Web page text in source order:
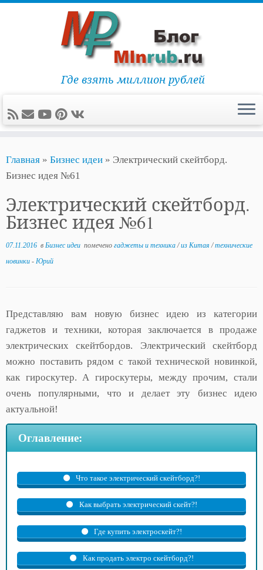
содержимому
Где взять миллион рублей
Главная » Бизнес идеи » Электрический скейтборд.
Бизнес идея №61
Электрический скейтборд.
Бизнес идея №61
07.11.2016 в Бизнес идеи помечено гаджеты и техника/из Китая/технические
новинки - Юрий
Представляю вам новую бизнес идею из категории
гаджетов и техники, которая заключается в продаже
электрических скейтбордов. Электрический скейтборд
можно поставить рядом с такой технической новинкой,
как гироскутер. А гироскутеры, между прочим, стали
очень популярными, что и делает эту бизнес идею
актуальной!
Оглавление:
Что такое электрический скейтборд?!
Как выбрать электрический скейт?!
Где купить электроскейт?!
Как продать электро скейтборд?!